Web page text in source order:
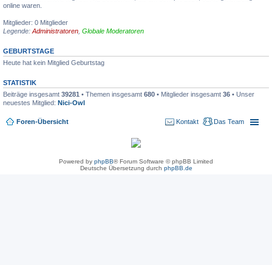
online waren.
Mitglieder: 0 Mitglieder
Legende: Administratoren Globale Moderatoren
GEBURTSTAGE
Heute hat kein Mitglied Geburtstag
STATISTIK
Beiträge insgesamt 39281 • Themen insgesamt 680 • Mitglieder insgesamt 36 • Unser
neuestes Mitglied: Nici-Owl
Foren-Übersicht Das Team
Kontakt
Powered by phpBB® Forum Software © phpBB Limited
Deutsche Übersetzung durch phpBB.de